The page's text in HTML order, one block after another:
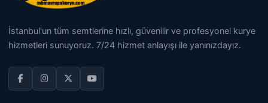
İstanbul'un tüm semtlerine hızlı, güvenilir ve profesyonel kurye
hizmetleri sunuyoruz. 7/24 hizmet anlayışı ile yanınızdayız.